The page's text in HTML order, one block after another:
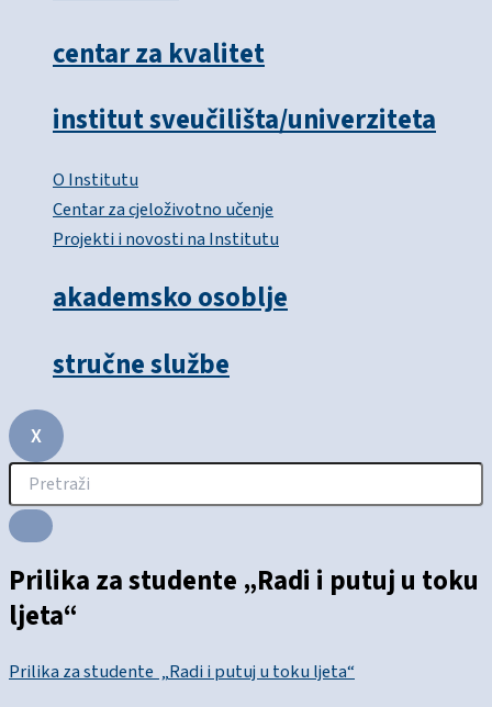
centar za kvalitet
institut sveučilišta/univerziteta
O Institutu
Centar za cjeloživotno učenje
Projekti i novosti na Institutu
akademsko osoblje
stručne službe
X
Prilika za studente „Radi i putuj u toku
ljeta“
Prilika za studente „Radi i putuj u toku ljeta“